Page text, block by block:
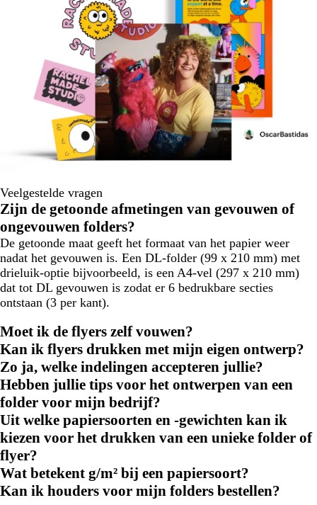
Veelgestelde vragen
Zijn de getoonde afmetingen van gevouwen of
ongevouwen folders?
De getoonde maat geeft het formaat van het papier weer
nadat het gevouwen is. Een DL-folder (99 x 210 mm) met
drieluik-optie bijvoorbeeld, is een A4-vel (297 x 210 mm)
dat tot DL gevouwen is zodat er 6 bedrukbare secties
ontstaan (3 per kant).
Moet ik de flyers zelf vouwen?
Kan ik flyers drukken met mijn eigen ontwerp?
Zo ja, welke indelingen accepteren jullie?
Hebben jullie tips voor het ontwerpen van een
folder voor mijn bedrijf?
Uit welke papiersoorten en -gewichten kan ik
kiezen voor het drukken van een unieke folder of
flyer?
Wat betekent g/m² bij een papiersoort?
Kan ik houders voor mijn folders bestellen?